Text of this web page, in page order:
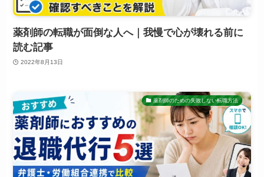
薬剤師の転職が面倒な人へ｜我慢で心が壊れる前に
読む記事
2022年8月13日
薬剤師のための失敗しない転職方法